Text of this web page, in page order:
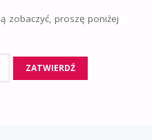
zobaczyć, proszę poniżej